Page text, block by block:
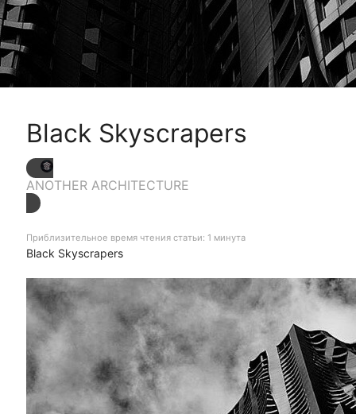
Black Skyscrapers
ANOTHER ARCHITECTURE
Приблизительное время чтения статьи: 1 минута
Black Skyscrapers